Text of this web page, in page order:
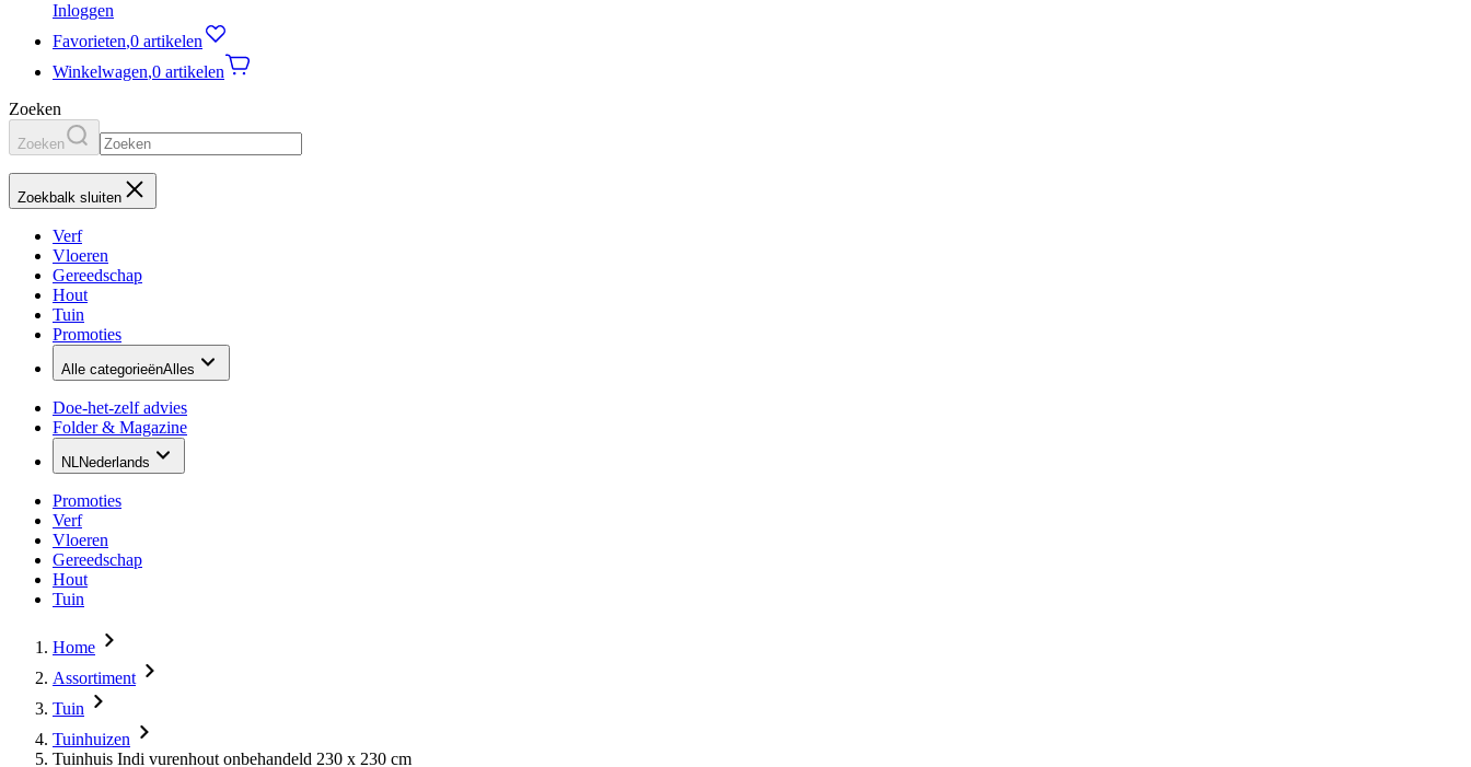
Inloggen
Favorieten,0 artikelen
Winkelwagen,0 artikelen
Zoeken
Zoeken
Zoekbalk sluiten
Verf
Vloeren
Gereedschap
Hout
Tuin
Promoties
Alle categorieënAlles
Doe-het-zelf advies
Folder & Magazine
NLNederlands
Promoties
Verf
Vloeren
Gereedschap
Hout
Tuin
Home
Assortiment
Tuin
Tuinhuizen
Tuinhuis Indi vurenhout onbehandeld 230 x 230 cm